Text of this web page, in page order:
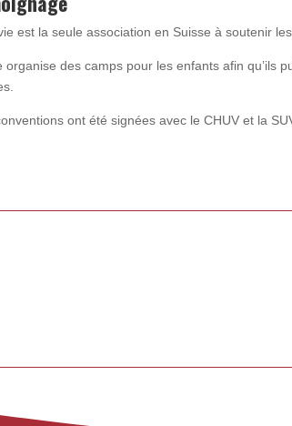
est la seule association en Suisse à soutenir
organise des camps pour les enfants afin qu’ils
ont été signées avec le CHUV et la